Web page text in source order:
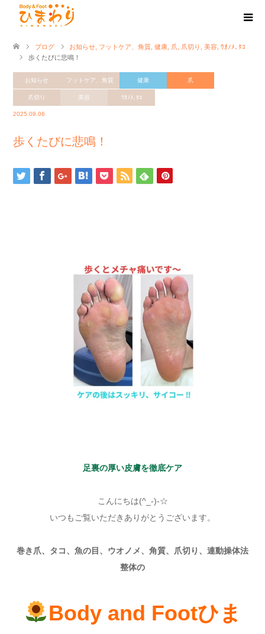
ブログ お知らせ フットケア、角質 健康 爪 爪切り 美容 ｳｵﾉﾒ､ﾀｺ
歩くたびに悲鳴！
お知らせ フットケア、角質 健康 爪
爪切り 美容 ｳｵﾉﾒ､ﾀｺ
2025.09.06
歩くたびに悲鳴！
足裏の厚い皮膚を徹底ケア
こんにちは(^_-)-☆
いつもご覧いただきありがとうございます。
巻き爪、タコ、魚の目、ウオノメ、角質、爪切り、連動操体法
整体の
Body and Footひま